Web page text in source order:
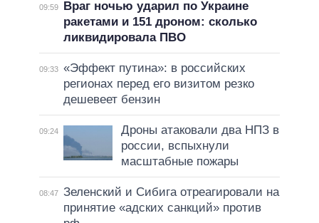
09:59
Враг ночью ударил по Украине
ракетами и 151 дроном: сколько
ликвидировала ПВО
09:33 «Эффект путина»: в российских
регионах перед его визитом резко
дешевеет бензин
09:24
Дроны атаковали два НПЗ в
россии, вспыхнули
масштабные пожары
08:47 Зеленский и Сибига отреагировали на
принятие «адских санкций» против